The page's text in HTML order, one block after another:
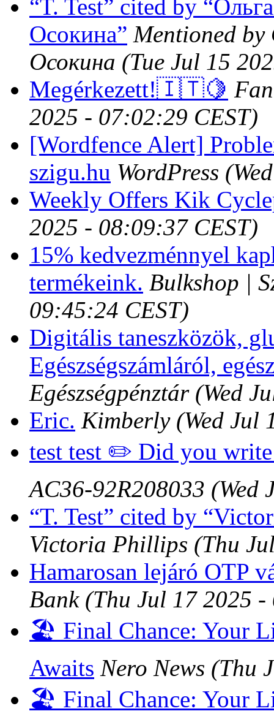
“T. Test” cited by
Осокина” Mentioned by
Осокина (Tue Jul 15
Megérkezett!🇮🇹🍋
2025 - 07:02:29 CEST)
[Wordfence Alert]
szigu.hu WordPress
Weekly Offers Kik
2025 - 08:09:37 CEST)
15% kedvezménnyel
termékeink. Bulkshop |
09:45:24 CEST)
Digitális taneszközök,
Egészségszámláról,
Egészségpénztár (Wed
Eric. Kimberly (Wed Jul
test test ✏️ Did you
AC36-92R208033 (Wed
“T. Test” cited by
Victoria Phillips (Thu
Hamarosan lejáró OTP
Bank (Thu Jul 17 2025
🏖️ Final Chance: Your
Awaits Nero News (Thu
🏖️ Final Chance: Your